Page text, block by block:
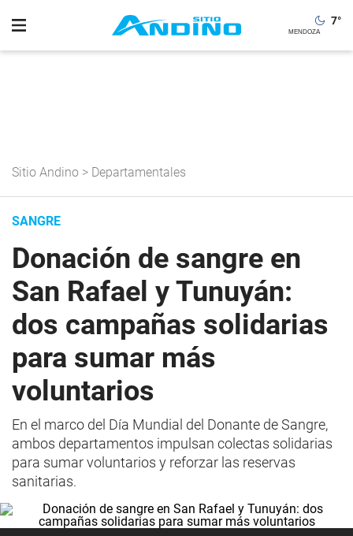
7°
Sitio Andino > Departamentales
SANGRE
Donación de sangre en
San Rafael y Tunuyán:
dos campañas solidarias
para sumar más
voluntarios
En el marco del Día Mundial del Donante de Sangre,
ambos departamentos impulsan colectas solidarias
para sumar voluntarios y reforzar las reservas
sanitarias.